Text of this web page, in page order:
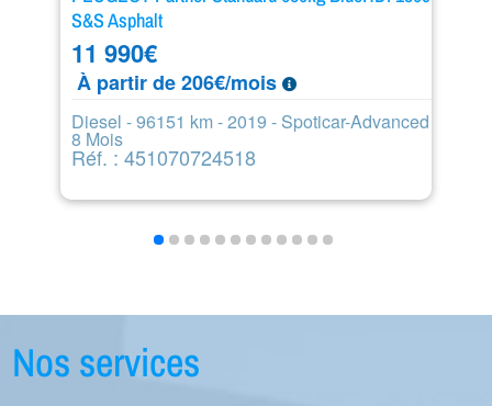
S&S Asphalt
11 990€
À partir de 206€/mois
Diesel - 96151 km - 2019 - Spoticar-Advanced
8 Mois
Réf. : 451070724518
Nos services